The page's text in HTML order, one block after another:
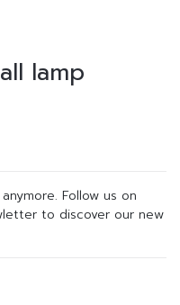
lamp
Follow us on
to discover our new